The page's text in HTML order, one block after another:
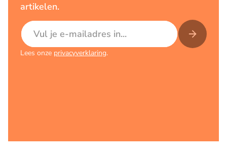
artikelen.
E-mailadres
Lees onze privacyverklaring.